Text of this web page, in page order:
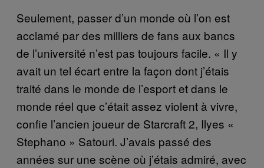
Seulement, passer d’un monde où l’on est
acclamé par des milliers de fans aux bancs
de l’université n’est pas toujours facile. « Il y
avait un tel écart entre la façon dont j’étais
traité dans le monde de l’esport et dans le
monde réel que c’était assez violent à vivre,
confie l’ancien joueur de Starcraft 2, Ilyes «
Stephano » Satouri. J’avais passé des
années sur une scène où j’étais admiré, avec